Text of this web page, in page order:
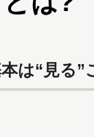
は“見る”